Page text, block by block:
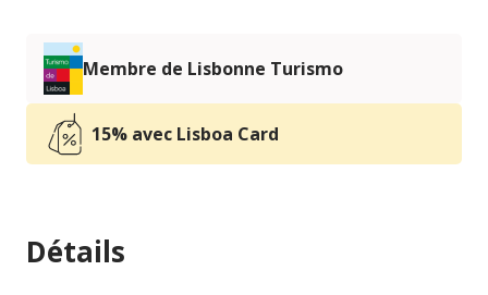
Membre de Lisbonne Turismo
15% avec Lisboa Card
Détails